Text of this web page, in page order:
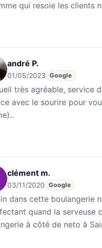
qui resoie les clients
andré P.
01/05/2023 Google
très agréable, service
avec le sourire pour
clément m.
03/11/2020 Google
dans cette boulangerie
quand la serveuse
à côté de neto à